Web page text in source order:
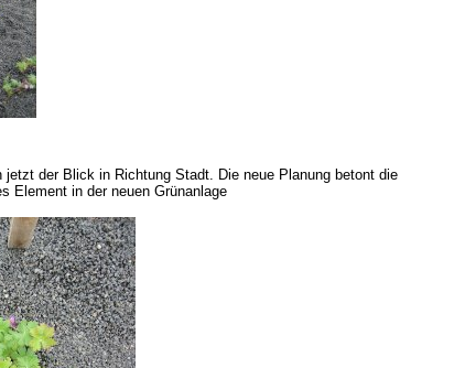
der Blick in Richtung Stadt. Die neue Planung betont die
Element in der neuen Grünanlage